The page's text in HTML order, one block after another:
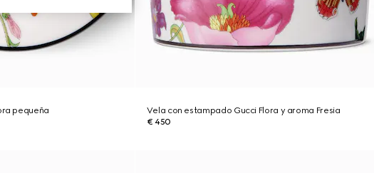
pequeña
Vela con estampado Gucci Flora y aroma Fresia
€ 450